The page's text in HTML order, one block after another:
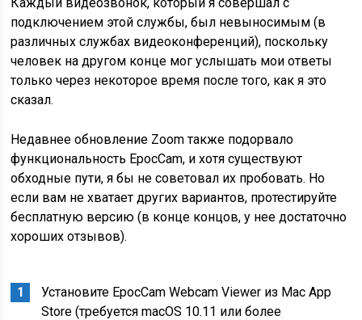
подключением этой службы, был невыносимым (в
различных службах видеоконференций), поскольку
человек на другом конце мог услышать мои ответы
только через некоторое время после того, как я это
сказал.
Недавнее обновление Zoom также подорвало
функциональность EpocCam, и хотя существуют
обходные пути, я бы не советовал их пробовать. Но
если вам не хватает других вариантов, протестируйте
бесплатную версию (в конце концов, у нее достаточно
хороших отзывов).
Установите EpocCam Webcam Viewer из Mac App
Store (требуется macOS 10.11 или более